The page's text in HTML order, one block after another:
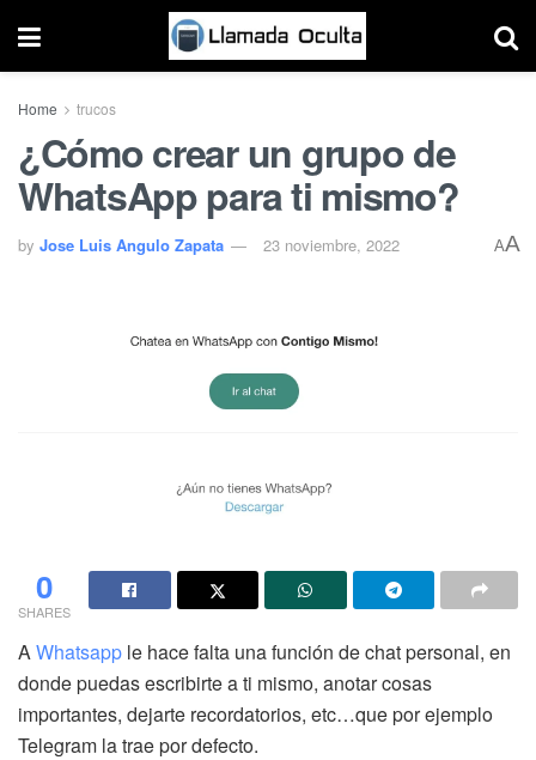
Home trucos
¿Cómo crear un grupo de
WhatsApp para ti mismo?
by Jose Luis Angulo Zapata 23 noviembre, 2022 AA
0
SHARES
AWhatsapp le hace falta una función de chat personal, en
donde puedas escribirte a ti mismo, anotar cosas
importantes, dejarte recordatorios, etc…que por ejemplo
Telegram la trae por defecto.